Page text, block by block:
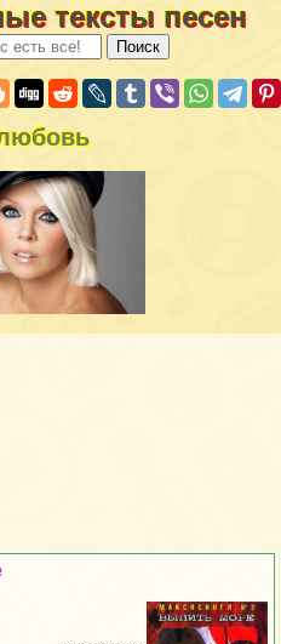
тексты песен